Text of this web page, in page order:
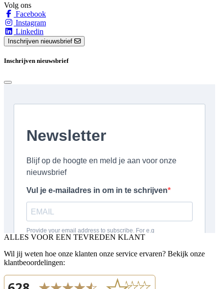
Volg ons
Facebook
Instagram
Linkedin
Inschrijven nieuwsbrief
Inschrijven nieuwsbrief
ALLES VOOR EEN TEVREDEN KLANT
Wil jij weten hoe onze klanten onze service ervaren? Bekijk onze
klantbeoordelingen: